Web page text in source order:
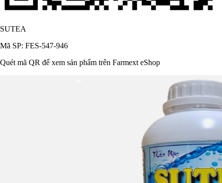
SUTEA
Mã SP: FES-547-946
Quét mã QR để xem sản phẩm trên Farmext eShop